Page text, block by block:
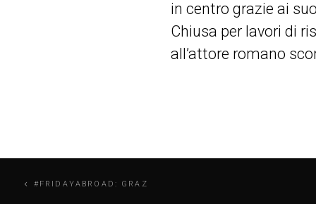
in centro grazie ai
Chiusa per lavori di
all’attore romano
N
#FRIDAYABROAD: GRAZ